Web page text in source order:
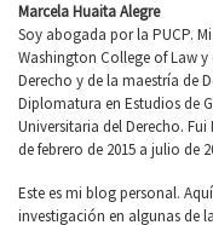
Marcela Huaita Alegre
Soy abogada por la PUCP.
Washington College of Law
Derecho y de la maestría de
Diplomatura en Estudios de
Universitaria del Derecho.
de febrero de 2015 a julio de
Este es mi blog personal.
investigación en algunas de